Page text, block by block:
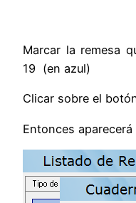
Marcar la remesa
19 (en azul)
Clicar sobre el
Entonces